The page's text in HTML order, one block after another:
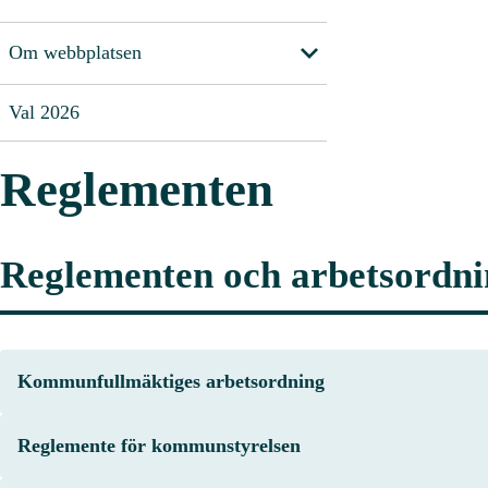
Om webbplatsen
Val 2026
Reglementen
Reglementen och
Kommunfullmäktiges arbetsordning
Reglemente för kommunstyrelsen